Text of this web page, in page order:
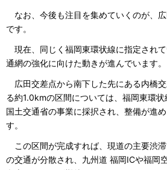
なお、今後も注目を集めていくのが、
です。
現在、同じく福岡東環状線に指定され
通網の強化に向けた動きが進んでいます。
広田交差点から南下した先にある内橋
る約1.0kmの区間については、福岡東環
国土交通省の事業に採択され、整備が進
す。
この区間が完成すれば、現道の主要渋
の交通が分散され、九州道 福岡ICや福岡